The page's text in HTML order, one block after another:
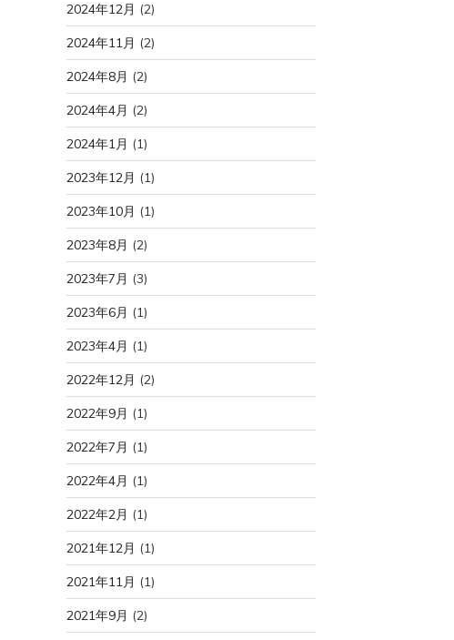
2024年12月 (2)
2024年11月 (2)
2024年8月 (2)
2024年4月 (2)
2024年1月 (1)
2023年12月 (1)
2023年10月 (1)
2023年8月 (2)
2023年7月 (3)
2023年6月 (1)
2023年4月 (1)
2022年12月 (2)
2022年9月 (1)
2022年7月 (1)
2022年4月 (1)
2022年2月 (1)
2021年12月 (1)
2021年11月 (1)
2021年9月 (2)